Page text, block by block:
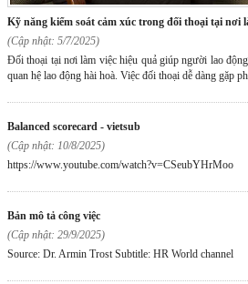
kỹ năng kiểm soát cảm xúc trong đối thoại tại nơi
(Cập nhật: 5/7/2025)
Đối thoại tại nơi làm việc hiệu quả giúp người lao
quan hệ lao động hài hoà. Việc đối thoại dễ dàng gặp
balanced scorecard - vietsub
(Cập nhật: 10/8/2025)
https://www.youtube.com/watch?v=CSeubYHrMoo
bản mô tả công việc
(Cập nhật: 29/9/2025)
Source: Dr. Armin Trost Subtitle: HR World channel